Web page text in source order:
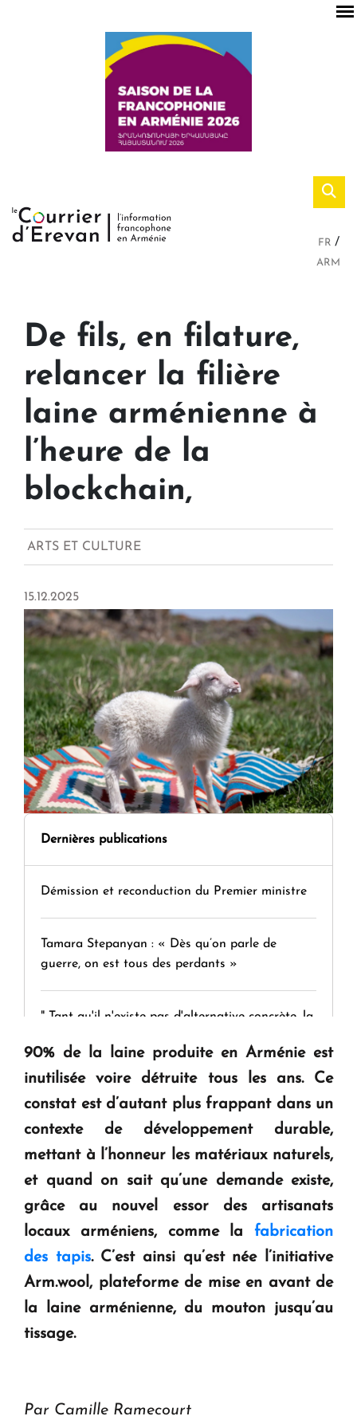
FR
ARM
De fils, en filature,
relancer la filière
laine arménienne à
l’heure de la
blockchain,
ARTS ET CULTURE
15.12.2025
Dernières publications
Démission et reconduction du Premier ministre
Tamara Stepanyan : « Dès qu’on parle de
guerre, on est tous des perdants »
" Tant qu'il n'existe pas d'alternative concrète, la
en Arménie
Le premier hôtel Hyatt Regency d'Arménie
ouvrira ses portes à Dilijan
90% de la laine produite en Arménie est
inutilisée voire détruite tous les ans. Ce
constat est d’autant plus frappant dans un
contexte de développement durable,
mettant à l’honneur les matériaux naturels,
et quand on sait qu’une demande existe,
grâce au nouvel essor des artisanats
locaux arméniens, comme la fabrication
des tapis. C’est ainsi qu’est née l’initiative
Arm.wool, plateforme de mise en avant de
la laine arménienne, du mouton jusqu’au
tissage.
Par Camille Ramecourt